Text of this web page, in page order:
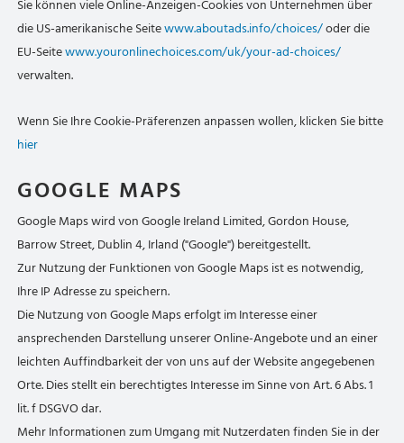
Sie können viele Online-Anzeigen-Cookies von Unternehmen über
die US-amerikanische Seitewww.aboutads.info/choices/oder die
EU-Seitewww.youronlinechoices.com/uk/your-ad-choices/
verwalten.
Wenn Sie Ihre Cookie-Präferenzen anpassen wollen, klicken Sie bitte
hier
GOOGLE MAPS
Google Maps wird von Google Ireland Limited, Gordon House,
Barrow Street, Dublin 4, Irland ("Google") bereitgestellt.
Zur Nutzung der Funktionen von Google Maps ist es notwendig,
Ihre IP Adresse zu speichern.
Die Nutzung von Google Maps erfolgt im Interesse einer
ansprechenden Darstellung unserer Online-Angebote und an einer
leichten Auffindbarkeit der von uns auf der Website angegebenen
Orte. Dies stellt ein berechtigtes Interesse im Sinne von Art. 6 Abs. 1
lit. f DSGVO dar.
Mehr Informationen zum Umgang mit Nutzerdaten finden Sie in der